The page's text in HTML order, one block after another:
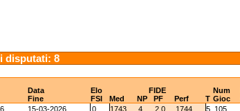
disputati: 8
Data Elo FIDE Num
Fine FSI Med NP PF Perf T Gioc
15-03-2026 0 1743 4 2.0 1744 5 105